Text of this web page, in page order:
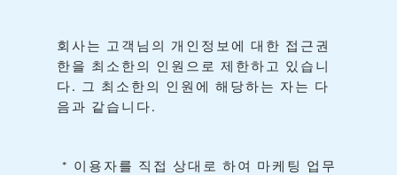
회사는 고객님의 개인정보에 대한 접근권
한을 최소한의 인원으로 제한하고 있습니
다 . 그 최소한의 인원에 해당하는 자는 다
음과 같습니다 .
* 이용자를 직접 상대로 하여 마케팅
업무